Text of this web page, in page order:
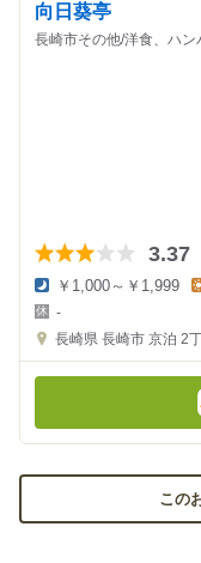
向日葵亭
長崎市その他/洋食、ハン
3.37
夜
の
金
￥1,000～￥1,999
-
長崎県 長崎市 京泊 2
この